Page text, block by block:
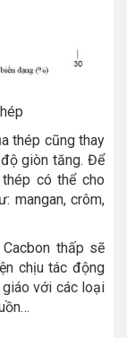
thép cũng thay
giòn tăng. Để
có thể cho
mangan, crôm,
thấp sẽ
chịu tác động
với các loại